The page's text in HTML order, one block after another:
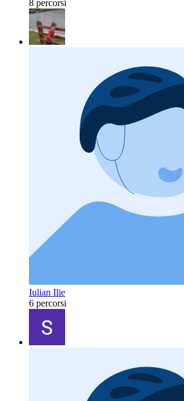
8 percorsi
Iulian Ilie
6 percorsi